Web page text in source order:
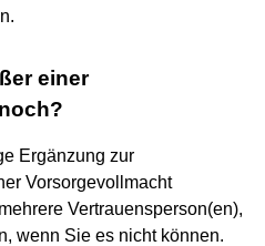
einer
Ergänzung zur
Vorsorgevollmacht
Vertrauensperson(en),
wenn Sie es nicht können.